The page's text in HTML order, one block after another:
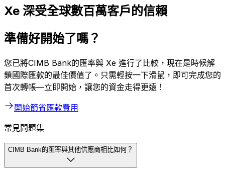
Xe 深受全球數百萬客戶的信賴
準備好開始了嗎？
您已將CIMB Bank的匯率與 Xe 進行了比較，現在是時候解
鎖國際匯款的最佳價值了。只需輕按一下滑鼠，即可完成您的
首次轉帳—立即開始，讓您的資金走得更遠！
開始節省匯款費用
常見問題集
CIMB Bank的匯率與其他供應商相比如何？